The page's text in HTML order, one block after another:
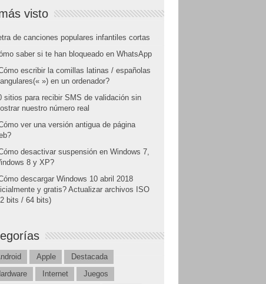
visto
de canciones populares infantiles cortas
saber si te han bloqueado en WhatsApp
escribir la comillas latinas / españolas
») en un ordenador?
sitios para recibir SMS de validación sin
nuestro número real
ver una versión antigua de página
desactivar suspensión en Windows 7,
8 y XP?
descargar Windows 10 abril 2018
y gratis? Actualizar archivos ISO
bits / 64 bits)
Apple
Destacada
Internet
Juegos